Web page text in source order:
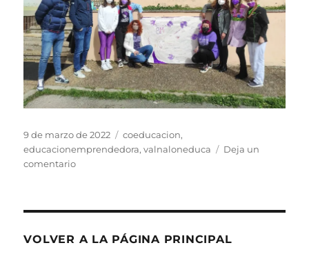
Publicado
el
9 de marzo de 2022 Etiquetas
coeducacion,
educacionemprendedora,valnaloneduca
Deja un
comentarioen
importante
VOLVER A LA PÁGINA PRINCIPAL